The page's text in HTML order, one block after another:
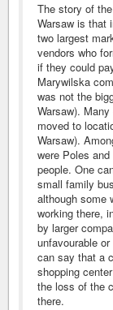
The story of
Warsaw is that
two largest
vendors who
if they could
Marywilska
was not the
Warsaw).
moved to
Warsaw).
were Poles
people. One
small family
although some
working there,
by larger
unfavourable
can say that a
shopping
the loss of the
there.